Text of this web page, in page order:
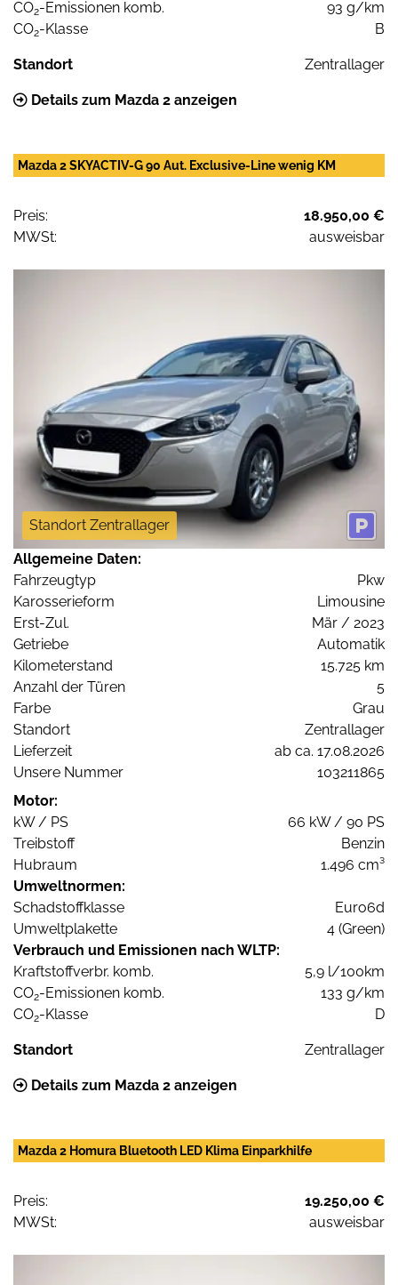
CO2-Emissionen komb.
93 g/km
CO2-Klasse B
Standort Zentrallager
Details zum Mazda 2 anzeigen
Mazda 2 SKYACTIV-G 90 Aut. Exclusive-Line wenig KM
Preis:
18.950,00 €
MWSt:
ausweisbar
Standort Zentrallager
Allgemeine Daten:
Fahrzeugtyp
Pkw
Karosserieform
Limousine
Erst-Zul.
Mär / 2023
Getriebe
Automatik
Kilometerstand
15.725 km
Anzahl der Türen
5
Farbe
Grau
Standort
Zentrallager
Lieferzeit
ab ca. 17.08.2026
Unsere Nummer
103211865
Motor:
kW / PS
66 kW / 90 PS
Treibstoff
Benzin
Hubraum
1.496 cm³
Umweltnormen:
Schadstoffklasse
Euro6d
Umweltplakette
4 (Green)
Verbrauch und Emissionen nach WLTP:
Kraftstoffverbr. komb.
5,9 l/100km
CO2-Emissionen komb.
133 g/km
CO2-Klasse D
Standort Zentrallager
Details zum Mazda 2 anzeigen
Mazda 2 Homura Bluetooth LED Klima Einparkhilfe
Preis:
19.250,00 €
MWSt:
ausweisbar